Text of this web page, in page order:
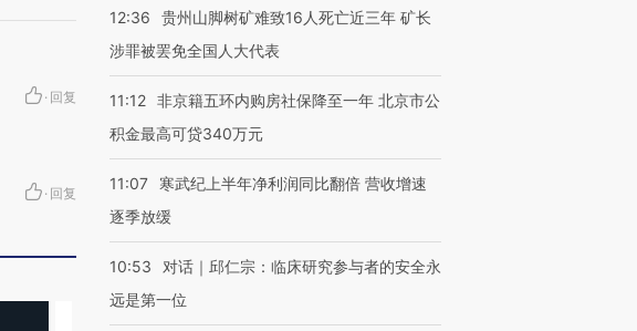
· 回复
· 回复
12:36
贵州山脚树矿难致16人死亡近三年 矿长
涉罪被罢免全国人大代表
11:12 非京籍五环内购房社保降至一年 北京市公
积金最高可贷340万元
11:07
寒武纪上半年净利润同比翻倍 营收增速
逐季放缓
10:53
对话｜邱仁宗：临床研究参与者的安全永
远是第一位